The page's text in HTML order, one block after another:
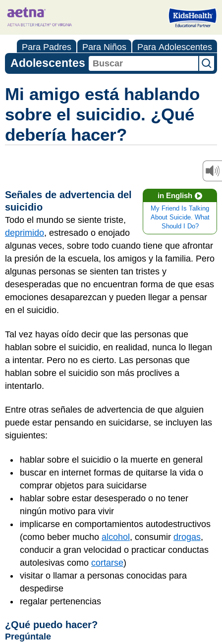
Para Padres Para Niños Para Adolescentes
Adolescentes
Mi amigo está hablando
sobre el suicidio. ¿Qué
debería hacer?
in English
My Friend Is Talking
About Suicide. What
Should I Do?
Señales de advertencia del
suicidio
Todo el mundo se siente triste,
deprimido, estresado o enojado
algunas veces, sobre todo cuando tiene que afrontar
la presión de la escuela, los amigos y la familia. Pero
algunas personas se sienten tan tristes y
desesperadas que no encuentran forma de que esas
emociones desaparezcan y pueden llegar a pensar
en el suicidio.
Tal vez hayas oído decir que las personas que
hablan sobre el suicidio, en realidad, nunca lo llegan
a intentar. Pero no es cierto. Las personas que
hablan sobre el suicidio son más proclives a
intentarlo.
Entre otras señales de advertencia de que alguien
puede estar pensando en suicidarse, se incluyen las
siguientes:
hablar sobre el suicidio o la muerte en general
buscar en internet formas de quitarse la vida o
comprar objetos para suicidarse
hablar sobre estar desesperado o no tener
ningún motivo para vivir
implicarse en comportamientos autodestructivos
(como beber mucho alcohol, consumir drogas,
conducir a gran velocidad o practicar conductas
autolesivas como cortarse)
visitar o llamar a personas conocidas para
despedirse
regalar pertenencias
¿Qué puedo hacer?
Pregúntale